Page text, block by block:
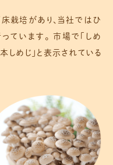
栽培があり、当社ではひ
ています。
市場で「しめ
しめじ」と表示されている